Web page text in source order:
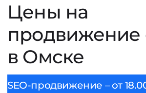
Цены на
продвижение
в Омске
SEO-продвижение – от